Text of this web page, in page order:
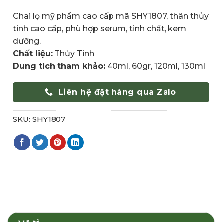
Chai lọ mỹ phẩm cao cấp mã SHY1807, thân thủy
tinh cao cấp, phù hợp serum, tinh chất, kem
dưỡng.
Chất liệu: Thủy Tinh
Dung tích tham khảo: 40ml, 60gr, 120ml, 130ml
Liên hệ đặt hàng qua Zalo
SKU: SHY1807